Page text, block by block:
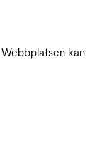
kan